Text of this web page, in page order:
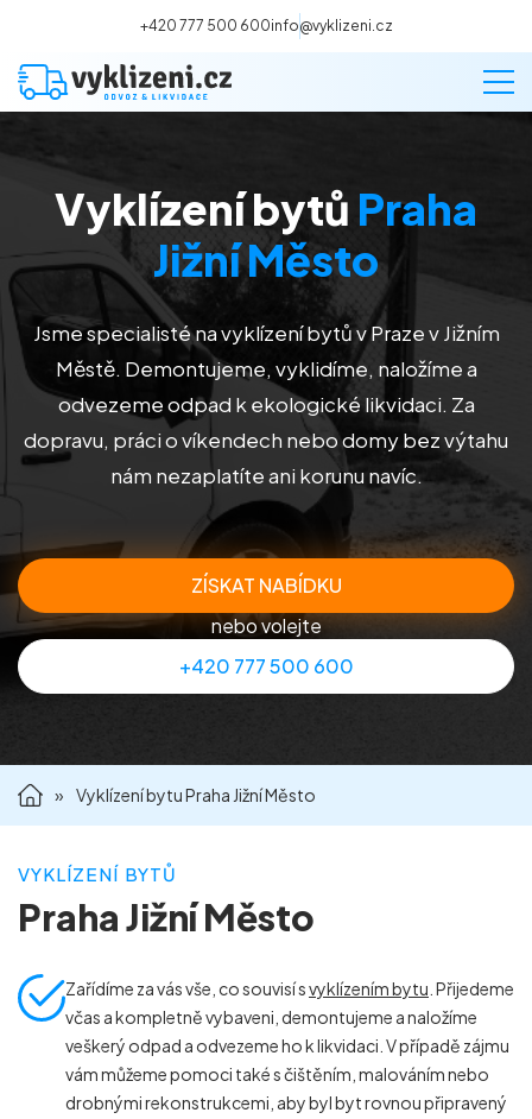
+420 777 500 600info@vyklizeni.cz
Vyklízení
Stěhování
Malování
Deratizace a dezinsekce
Příprava nemovitostí na prodej
Reference
Vyklízení bytů Praha
Jižní Město
Jsme specialisté na vyklízení bytů v Praze v Jižním
Městě. Demontujeme, vyklidíme, naložíme a
odvezeme odpad k ekologické likvidaci. Za
dopravu, práci o víkendech nebo domy bez výtahu
nám nezaplatíte ani korunu navíc.
ZÍSKAT NABÍDKU
nebo volejte
+420 777 500 600
» Vyklízení bytu Praha Jižní Město
VYKLÍZENÍ BYTŮ
Praha Jižní Město
Zařídíme za vás vše, co souvisí svyklízením bytu . Přijedeme
včas a kompletně vybaveni, demontujeme a naložíme
veškerý odpad a odvezeme ho k likvidaci. V případě zájmu
vám můžeme pomoci také s čištěním, malováním nebo
drobnými rekonstrukcemi, aby byl byt rovnou připravený